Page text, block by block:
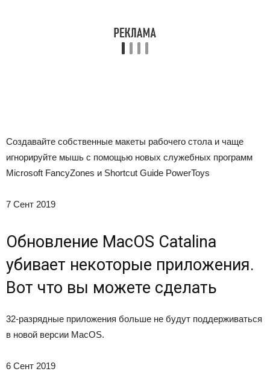
Создавайте собственные макеты рабочего стола и чаще
игнорируйте мышь с помощью новых служебных программ
Microsoft FancyZones и Shortcut Guide PowerToys
7 Сент 2019
Обновление MacOS Catalina
убивает некоторые приложения.
Вот что вы можете сделать
32-разрядные приложения больше не будут поддерживаться
в новой версии MacOS.
6 Сент 2019